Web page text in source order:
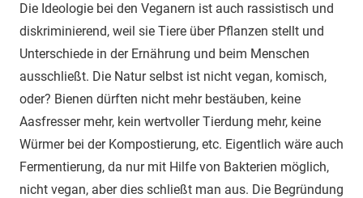
Die Ideologie bei den Veganern ist auch rassistisch und
diskriminierend, weil sie Tiere über Pflanzen stellt und
Unterschiede in der Ernährung und beim Menschen
ausschließt. Die Natur selbst ist nicht vegan, komisch,
oder? Bienen dürften nicht mehr bestäuben, keine
Aasfresser mehr, kein wertvoller Tierdung mehr, keine
Würmer bei der Kompostierung, etc. Eigentlich wäre auch
Fermentierung, da nur mit Hilfe von Bakterien möglich,
nicht vegan, aber dies schließt man aus. Die Begründung